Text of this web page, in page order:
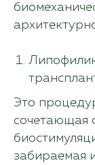
Это
сочетающая
забираемая